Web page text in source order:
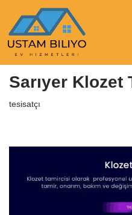
İçeriğe
geç
Anasayfa|tesisatçı|
Sarıyer Klozet
tesisatçı